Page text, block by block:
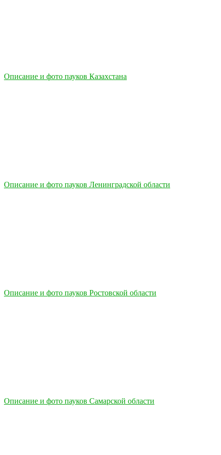
Описание и фото пауков Казахстана
Описание и фото пауков Ленинградской области
Описание и фото пауков Ростовской области
Описание и фото пауков Самарской области